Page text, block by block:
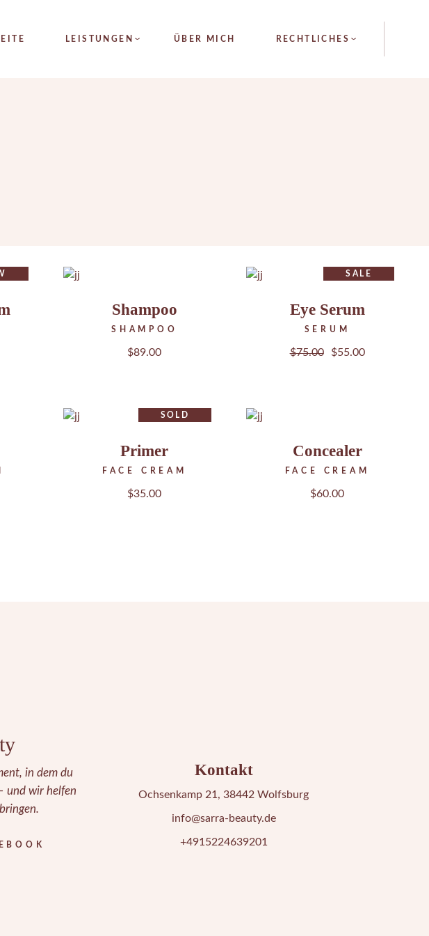
LEISTUNGEN
INTENSIV PROGRAMM
ZUSATZTREATMENTS
ÜBER MICH RECHTLICHES
ALLGEMEINE
Shampoo
SHAMPOO
$89.00
SALE
Eye Serum
SERUM
$75.00 $55.00
SOLD
Primer
FACE CREAM
$35.00
Concealer
FACE CREAM
$60.00
in dem du
und wir helfen
Kontakt
Ochsenkamp 21, 38442 Wolfsburg
info@sarra-beauty.de
+4915224639201